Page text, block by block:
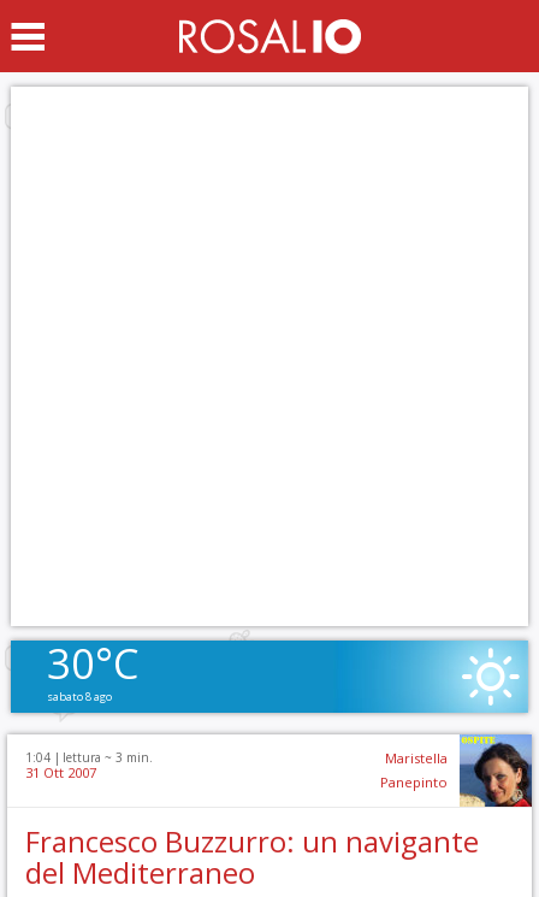
30°C
sabato 8 ago
1:04 | lettura ~ 3 min.
31 Ott 2007
Maristella
Panepinto
Francesco Buzzurro: un navigante
del Mediterraneo